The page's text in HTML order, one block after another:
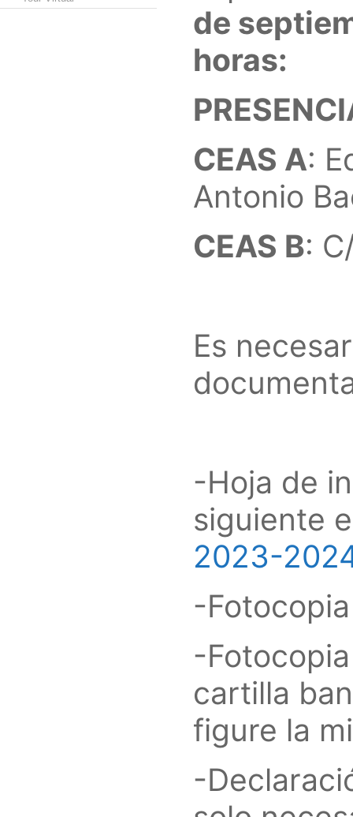
de
horas:
CEAS A:
Antonio
CEAS B:
Es
-Hoja de
siguiente
2023-
-
-
cartilla
figure la
-